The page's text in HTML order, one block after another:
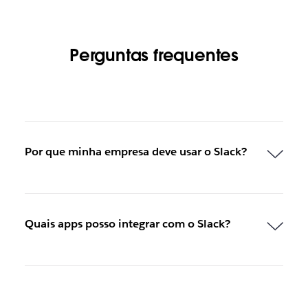
Perguntas frequentes
Por que minha empresa deve usar o Slack?
Quais apps posso integrar com o Slack?